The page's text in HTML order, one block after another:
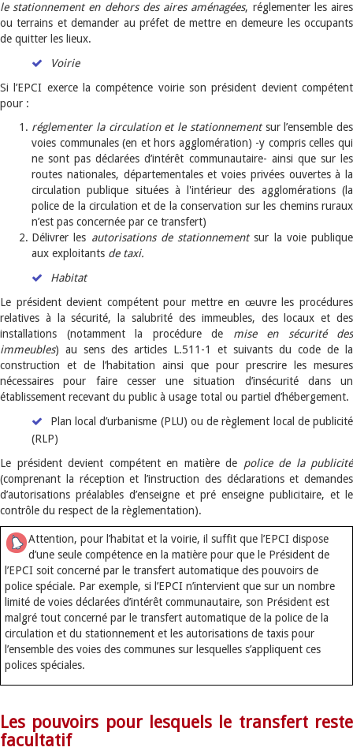
le stationnement en dehors des aires aménagées, réglementer les aires
ou terrains et demander au préfet de mettre en demeure les occupants
de quitter les lieux.
Voirie
Si l’EPCI exerce la compétence voirie son président devient compétent
pour :
réglementer la circulation et le stationnementsur l’ensemble des
voies communales (en et hors agglomération) -y compris celles qui
ne sont pas déclarées d’intérêt communautaire- ainsi que sur les
routes nationales, départementales et voies privées ouvertes à la
circulation publique situées à l'intérieur des agglomérations (la
police de la circulation et de la conservation sur les chemins ruraux
n’est pas concernée par ce transfert)
Délivrer les autorisations de stationnementsur la voie publique
aux exploitants de taxi.
Habitat
Le président devient compétent pour mettre en œuvre les procédures
relatives à la sécurité, la salubrité des immeubles, des locaux et des
installations (notamment la procédure de mise en sécurité des
immeubles) au sens des articles L.511-1 et suivants du code de la
construction et de l’habitation ainsi que pour prescrire les mesures
nécessaires pour faire cesser une situation d’insécurité dans un
établissement recevant du public à usage total ou partiel d’hébergement.
Plan local d’urbanisme (PLU) ou de règlement local de publicité
(RLP)
Le président devient compétent en matière de police de la publicité
(comprenant la réception et l’instruction des déclarations et demandes
d’autorisations préalables d’enseigne et pré enseigne publicitaire, et le
contrôle du respect de la règlementation).
Attention, pour l’habitat et la voirie, il suffit que l’EPCI dispose
d’une seule compétence en la matière pour que le Président de
l’EPCI soit concerné par le transfert automatique des pouvoirs de
police spéciale. Par exemple, si l’EPCI n’intervient que sur un nombre
limité de voies déclarées d’intérêt communautaire, son Président est
malgré tout concerné par le transfert automatique de la police de la
circulation et du stationnement et les autorisations de taxis pour
l’ensemble des voies des communes sur lesquelles s’appliquent ces
polices spéciales.
Les pouvoirs pour lesquels le transfert reste
facultatif